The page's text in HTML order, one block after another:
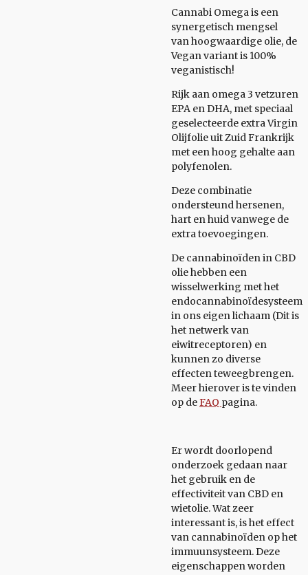
Cannabi Omega is een
synergetisch mengsel
van hoogwaardige olie, de
Vegan variant is 100%
veganistisch!
Rijk aan omega 3 vetzuren
EPA en DHA, met speciaal
geselecteerde extra Virgin
Olijfolie uit Zuid Frankrijk
met een hoog gehalte aan
polyfenolen.
Deze combinatie
ondersteund hersenen,
hart en huid vanwege de
extra toevoegingen.
De cannabinoïden in CBD
olie hebben een
wisselwerking met het
endocannabinoïdesysteem
in ons eigen lichaam (Dit is
het netwerk van
eiwitreceptoren) en
kunnen zo diverse
effecten teweegbrengen.
Meer hierover is te vinden
op deFAQ pagina.
Er wordt doorlopend
onderzoek gedaan naar
het gebruik en de
effectiviteit van CBD en
wietolie. Wat zeer
interessant is, is het effect
van cannabinoïden op het
immuunsysteem. Deze
eigenschappen worden